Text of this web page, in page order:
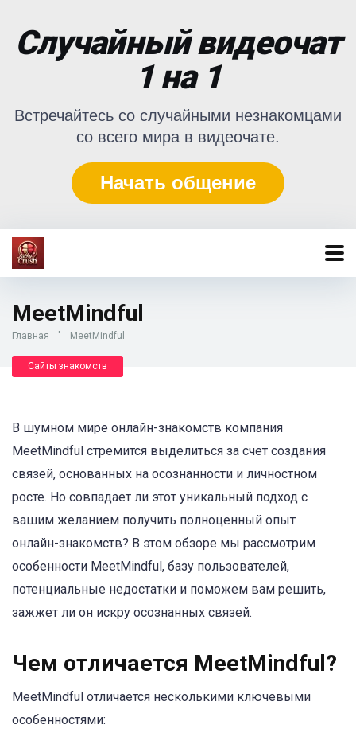
Случайный видеочат
1 на 1
Встречайтесь со случайными незнакомцами
со всего мира в видеочате.
Начать общение
MeetMindful
Главная " MeetMindful
Сайты знакомств
В шумном мире онлайн-знакомств компания
MeetMindful стремится выделиться за счет создания
связей, основанных на осознанности и личностном
росте. Но совпадает ли этот уникальный подход с
вашим желанием получить полноценный опыт
онлайн-знакомств? В этом обзоре мы рассмотрим
особенности MeetMindful, базу пользователей,
потенциальные недостатки и поможем вам решить,
зажжет ли он искру осознанных связей.
Чем отличается MeetMindful?
MeetMindful отличается несколькими ключевыми
особенностями: